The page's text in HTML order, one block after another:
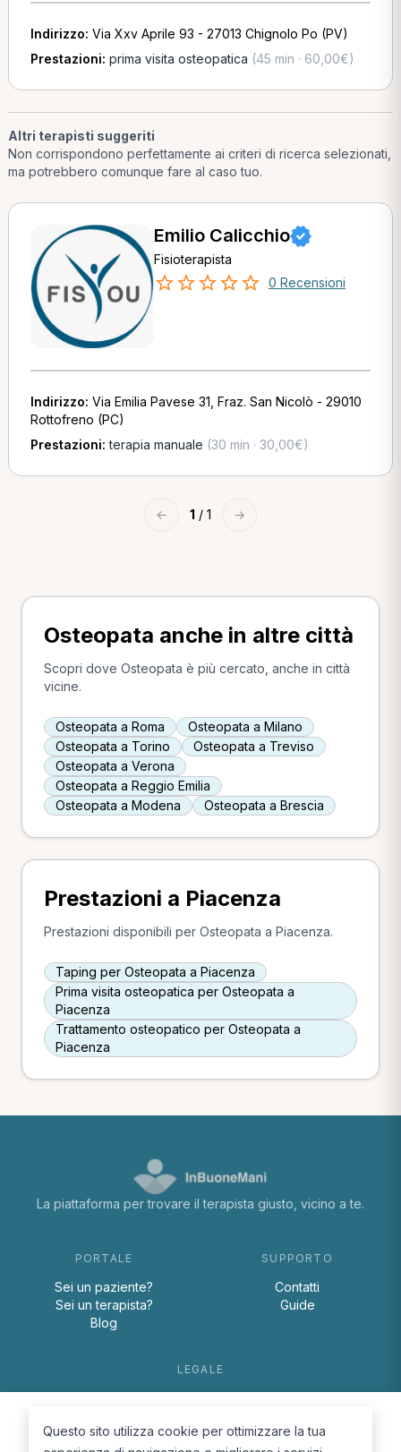
Indirizzo: Via Xxv Aprile 93 - 27013 Chignolo Po (PV)
Prestazioni: prima visita osteopatica (45 min · 60,00€)
Altri terapisti suggeriti
Non corrispondono perfettamente ai criteri di ricerca selezionati,
ma potrebbero comunque fare al caso tuo.
Emilio Calicchio
Fisioterapista
0 Recensioni
Indirizzo: Via Emilia Pavese 31, Fraz. San Nicolò - 29010
Rottofreno (PC)
Prestazioni:terapia manuale (30 min · 30,00€)
← 1 / 1 →
Osteopata anche in altre città
Scopri dove Osteopata è più cercato, anche in città
vicine.
Osteopata a Roma
Osteopata a Milano
Osteopata a Torino
Osteopata a Treviso
Osteopata a Verona
Osteopata a Reggio Emilia
Osteopata a Modena
Osteopata a Brescia
Prestazioni a Piacenza
Prestazioni disponibili per Osteopata a Piacenza.
Taping per Osteopata a Piacenza
Prima visita osteopatica per Osteopata a
Piacenza
Trattamento osteopatico per Osteopata a
Piacenza
La piattaforma per trovare il terapista giusto, vicino a te.
PORTALE
Sei un paziente?
Sei un terapista?
Blog
SUPPORTO
Contatti
Guide
LEGALE
Cookie Policy
Questo sito utilizza cookie per ottimizzare la tua